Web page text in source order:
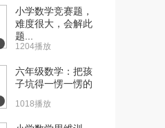
小学数学竞赛题，
难度很大，会解此
题...
1204播放
六年级数学：把孩
子坑得一愣一愣的
1018播放